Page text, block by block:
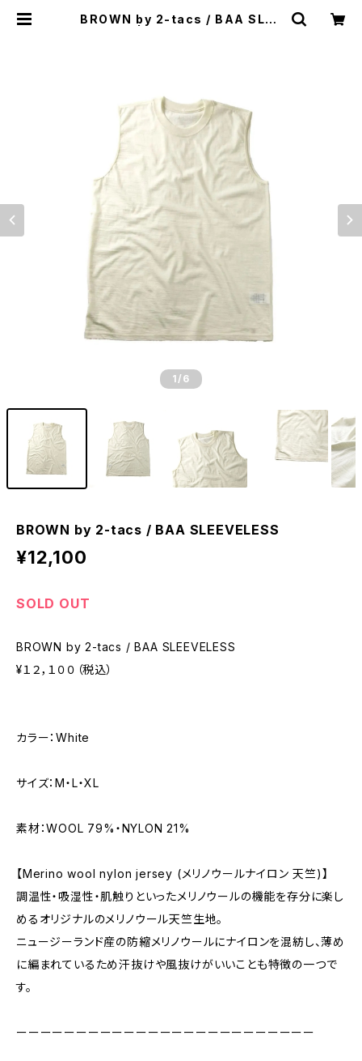
BROWN by 2-tacs / BAA SLEE
1 /6
BROWN by 2-tacs / BAA SLEEVELESS
¥12,100
SOLD OUT
BROWN by 2-tacs / BAA SLEEVELESS
¥１２，１００（税込）
カラー：White
サイズ：M・L・XL
素材：WOOL 79%・NYLON 21%
【Merino wool nylon jersey (メリノウールナイロン 天竺)】
調温性・吸湿性・肌触りといったメリノウールの機能を存分に楽し
めるオリジナルのメリノウール天竺生地。
ニュージーランド産の防縮メリノウールにナイロンを混紡し、薄め
に編まれているため汗抜けや風抜けがいいことも特徴の一つで
す。
ーーーーーーーーーーーーーーーーーーーーーーーーー